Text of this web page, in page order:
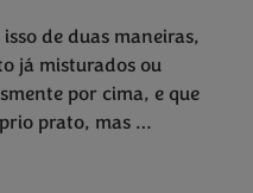
de duas maneiras,
já misturados ou
por cima, e que
prato, mas …